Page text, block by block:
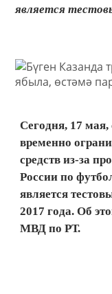
является
Сегодня, 17 мая,
временно
средств из-за
России по
является
2017 года. Об
МВД по РТ.